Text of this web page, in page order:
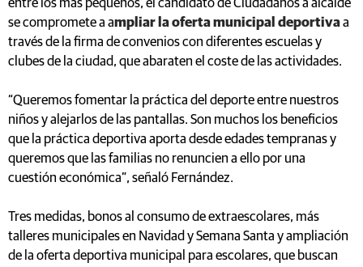
entre los más pequeños, el candidato de Ciudadanos a alcalde
se compromete a ampliar la oferta municipal deportivaa
través de la firma de convenios con diferentes escuelas y
clubes de la ciudad, que abaraten el coste de las actividades.
“Queremos fomentar la práctica del deporte entre nuestros
niños y alejarlos de las pantallas. Son muchos los beneficios
que la práctica deportiva aporta desde edades tempranas y
queremos que las familias no renuncien a ello por una
cuestión económica”, señaló Fernández.
Tres medidas, bonos al consumo de extraescolares, más
talleres municipales en Navidad y Semana Santa y ampliación
de la oferta deportiva municipal para escolares, que buscan